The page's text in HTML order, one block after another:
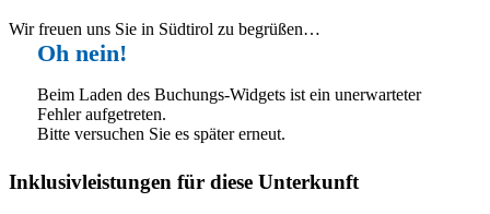
Wir freuen uns Sie in Südtirol zu begrüßen…
Oh nein!
Beim Laden des Buchungs-Widgets ist ein unerwarteter
Fehler aufgetreten.
Bitte versuchen Sie es später erneut.
Inklusivleistungen für diese Unterkunft